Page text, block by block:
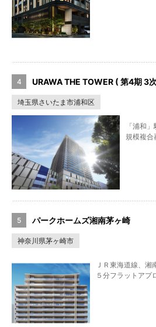
URAWA THE TOWER ( 第4期 3
埼玉県さいたま市浦和区
「浦和
規模複合
パークホームズ湘南茅ヶ崎
神奈川県茅ヶ崎市
ＪＲ東海道線、湘
５分フラットアプ